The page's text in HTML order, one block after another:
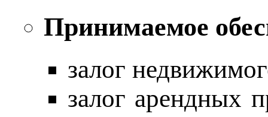
Принимаемое
залог
залог арендных